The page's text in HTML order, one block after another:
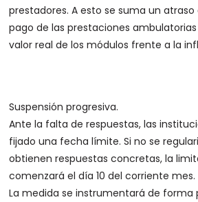
prestadores. A esto se suma un
pago de las prestaciones
valor real de los módulos frente a la
Suspensión progresiva.
Ante la falta de respuestas, las
fijado una fecha límite. Si no se
obtienen respuestas concretas, la
comenzará el día 10 del corriente mes.
La medida se instrumentará de forma